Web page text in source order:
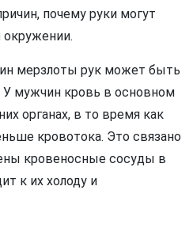
почему руки могут
мерзлоты рук может быть
У мужчин кровь в основном
органах, в то время как
кровотока. Это связано
кровеносные сосуды в
к их холоду и